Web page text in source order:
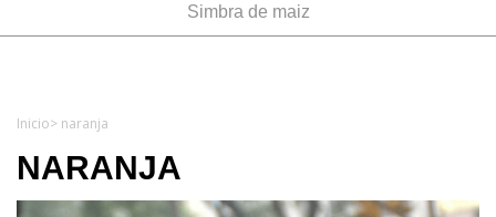
simbra de maiz
Inicio> naranja
NARANJA